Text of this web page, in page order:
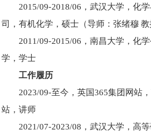
2015/09-2018/06，武汉大学，化
司，有机化学，硕士（导师：张绪穆 教
2011/09-2015/06，南昌大学，化
学，学士
工作履历
2023/09-至今，英国365集团网站
站，讲师
2021/07-2023/08，武汉大学，高